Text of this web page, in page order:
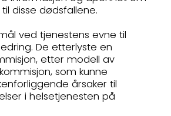
disse dødsfallene.
ved tjenestens evne til
De etterlyste en
etter modell av
som kunne
årsaker til
i helsetjenesten på